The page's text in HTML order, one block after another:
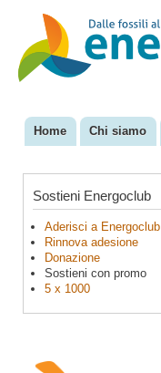
EnergoClub
per la
riconversione
del sistema
Menu principale
Home Chi siamo
Sostieni Energoclub
Aderisci a Energoclub
Rinnova adesione
Donazione
Sostieni con promo
5 x 1000